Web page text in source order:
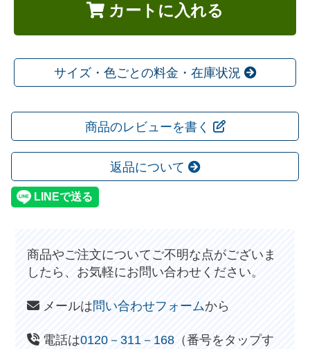
カートに入れる
サイズ・色ごとの料金・在庫状況
商品のレビューを書く
返品について
商品やご注文についてご不明な点がございま
したら、お気軽にお問い合わせください。
メールは問い合わせフォームから
電話は0120－311－168 （番号をタップす